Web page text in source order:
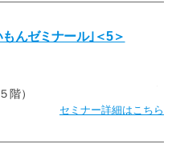
んゼミナール｣＜5＞
階）
セミナー詳細はこちら